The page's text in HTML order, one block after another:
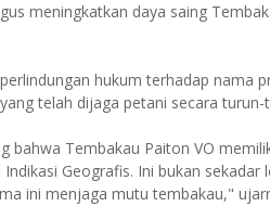
meningkatkan daya saing
hukum terhadap nama
telah dijaga petani secara turun-
bahwa Tembakau Paiton VO
Geografis. Ini bukan sekadar
ini menjaga mutu tembakau,"